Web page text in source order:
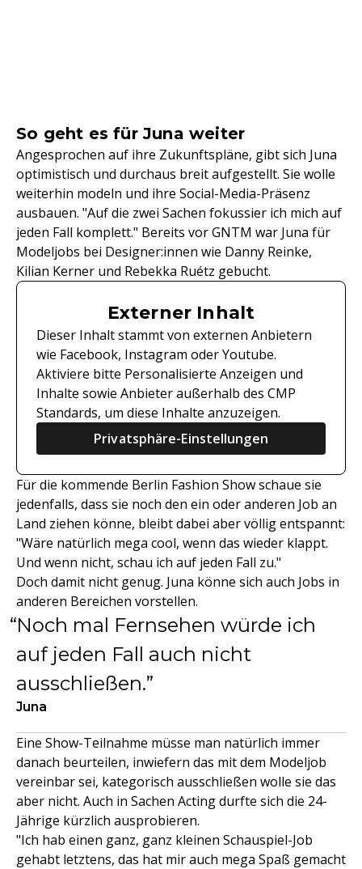
So geht es für Juna weiter
Angesprochen auf ihre Zukunftspläne, gibt sich Juna
optimistisch und durchaus breit aufgestellt. Sie wolle
weiterhin modeln und ihre Social-Media-Präsenz
ausbauen. "Auf die zwei Sachen fokussier ich mich auf
jeden Fall komplett." Bereits vor GNTM war Juna für
Modeljobs bei Designer:innen wie Danny Reinke,
Kilian Kerner und Rebekka Ruétz gebucht.
Externer Inhalt
Dieser Inhalt stammt von externen Anbietern
wie Facebook, Instagram oder Youtube.
Aktiviere bitte Personalisierte Anzeigen und
Inhalte sowie Anbieter außerhalb des CMP
Standards, um diese Inhalte anzuzeigen.
Privatsphäre-Einstellungen
Für die kommende Berlin Fashion Show schaue sie
jedenfalls, dass sie noch den ein oder anderen Job an
Land ziehen könne, bleibt dabei aber völlig entspannt:
"Wäre natürlich mega cool, wenn das wieder klappt.
Und wenn nicht, schau ich auf jeden Fall zu."
Doch damit nicht genug. Juna könne sich auch Jobs in
anderen Bereichen vorstellen.
Noch mal Fernsehen würde ich
auf jeden Fall auch nicht
ausschließen.
Juna
Eine Show-Teilnahme müsse man natürlich immer
danach beurteilen, inwiefern das mit dem Modeljob
vereinbar sei, kategorisch ausschließen wolle sie das
aber nicht. Auch in Sachen Acting durfte sich die 24-
Jährige kürzlich ausprobieren.
"Ich hab einen ganz, ganz kleinen Schauspiel-Job
gehabt letztens, das hat mir auch mega Spaß gemacht